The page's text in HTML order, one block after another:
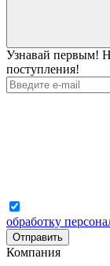
Узнавай первым!
поступления!
обработку
Отправить
Компания